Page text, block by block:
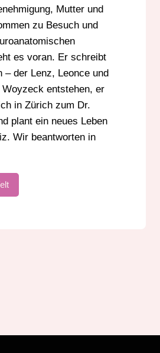
Mutter und
zu Besuch und
es voran. Er schreibt
– der Lenz, Leonce und
Woyzeck entstehen, er
in Zürich zum Dr.
plant ein neues Leben
Wir beantworten in